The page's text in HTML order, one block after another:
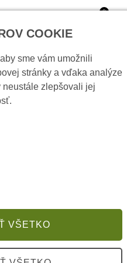
0
Mifare kariet
COOKIE
sme vám umožnili
stránky a vďaka analýze
neustále zlepšovali jej
VŠETKO